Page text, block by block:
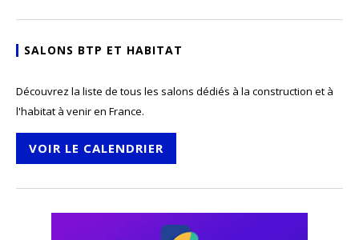
SALONS BTP ET HABITAT
Découvrez la liste de tous les salons dédiés à la construction et à
l'habitat à venir en France.
VOIR LE CALENDRIER